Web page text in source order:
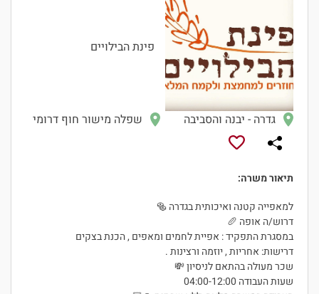
פינת הבילויים
גדרה - יבנה והסביבה שפלה מישור חוף דרומי
תיאור משרה:
למאפייה קטנה ואיכותית בגדרה 🥯
דרוש/ה אופה 🥖
במסגרת התפקיד : אפיית לחמים ומאפים , הכנת בצקים
דרישות: אחריות , יוזמה ורצינות .
שכר מעולה בהתאם לניסיון 💸
שעות העבודה 04:00-12:00